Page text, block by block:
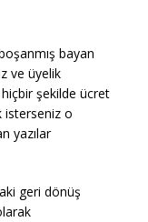
bayan
ve üyelik
şekilde ücret
isterseniz o
yazılar
geri dönüş